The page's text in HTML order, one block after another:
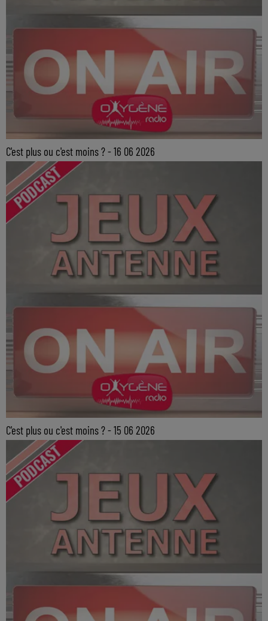
C'est plus ou c'est moins ? - 16 06 2026
C'est plus ou c'est moins ? - 15 06 2026